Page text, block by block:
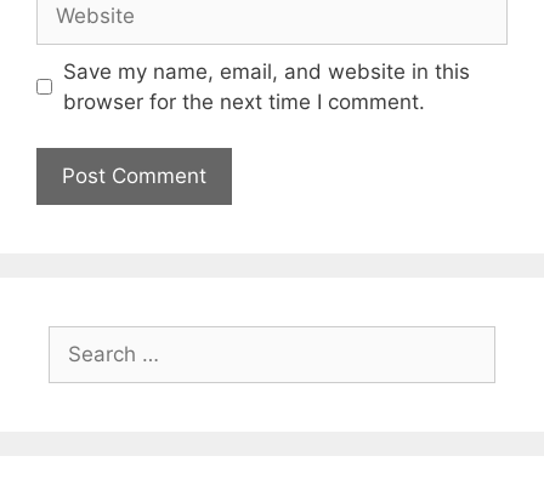
Save my name, email, and website in this
browser for the next time I comment.